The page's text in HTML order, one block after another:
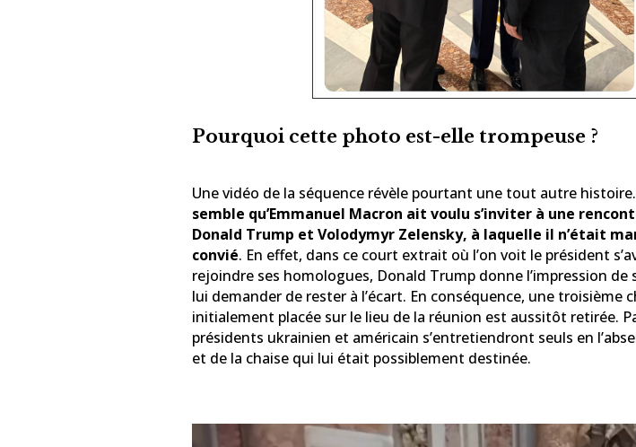
Pourquoi cette photo est-elle trompeuse ?
Une vidéo de la séquence révèle pourtant une tout autre histoire.
semble qu’Emmanuel Macron ait voulu s’inviter à une
Donald Trump et Volodymyr Zelensky, à laquelle il n’était
convié. En effet, dans ce court extrait où l’on voit le président
rejoindre ses homologues, Donald Trump donne l’impression de
lui demander de rester à l’écart. En conséquence, une troisième
initialement placée sur le lieu de la réunion est aussitôt retirée.
présidents ukrainien et américain s’entretiendront seuls en
et de la chaise qui lui était possiblement destinée.